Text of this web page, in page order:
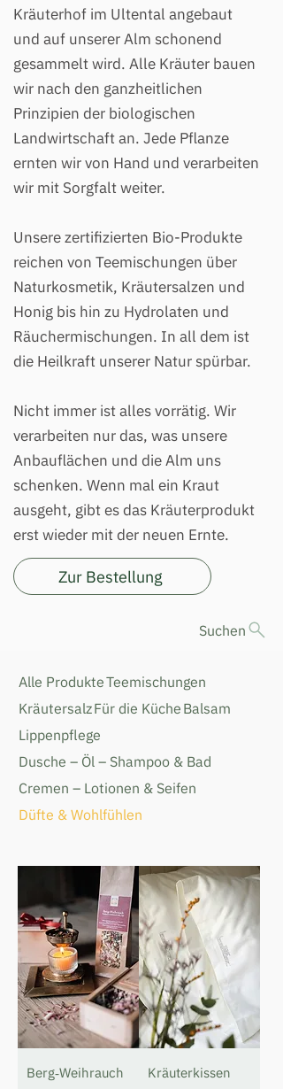
Kräuterhof im Ultental angebaut
und auf unserer Alm schonend
gesammelt wird. Alle Kräuter bauen
wir nach den ganzheitlichen
Prinzipien der biologischen
Landwirtschaft an. Jede Pflanze
ernten wir von Hand und verarbeiten
wir mit Sorgfalt weiter.
Unsere zertifizierten Bio-Produkte
reichen von Teemischungen über
Naturkosmetik, Kräutersalzen und
Honig bis hin zu Hydrolaten und
Räuchermischungen. In all dem ist
die Heilkraft unserer Natur spürbar.
Nicht immer ist alles vorrätig. Wir
verarbeiten nur das, was unsere
Anbauflächen und die Alm uns
schenken. Wenn mal ein Kraut
ausgeht, gibt es das Kräuterprodukt
erst wieder mit der neuen Ernte.
Zur Bestellung
Suchen
Alle ProdukteTeemischungen
KräutersalzFür die Küche Balsam
Lippenpflege
Dusche – Öl – Shampoo & Bad
Cremen – Lotionen & Seifen
Düfte & Wohlfühlen
Berg‐Weihrauch Kräuterkissen